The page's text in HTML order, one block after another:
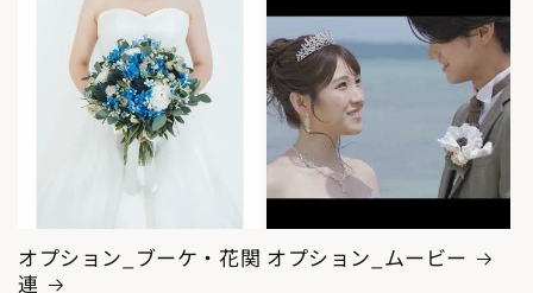
オプション_ブーケ・花関
連
オプション_ムービー